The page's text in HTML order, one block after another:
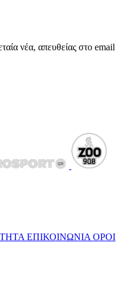
νέα, απευθείας στο email
ΕΠΙΚΟΙΝΩΝΙΑ ΟΡΟΙ